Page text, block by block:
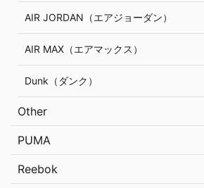
AIR JORDAN（エアジョーダン）
AIR MAX（エアマックス）
Dunk（ダンク）
Other
PUMA
Reebok